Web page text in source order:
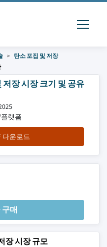
탄소 포집 및 저장
장 시장 크기 및 공유
랫폼
다운로드
매
장 시장 규모